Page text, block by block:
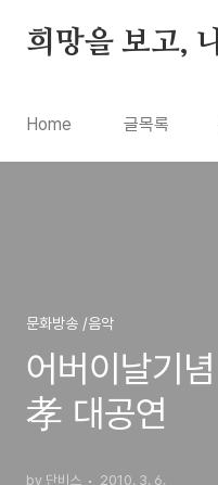
희망을 보고,
Home 글목록
문화방송 /음악
어버이날기
孝 대공연
by 단비스 2010. 3. 6.